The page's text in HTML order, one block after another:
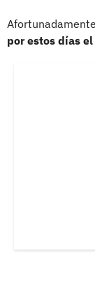
por estos días